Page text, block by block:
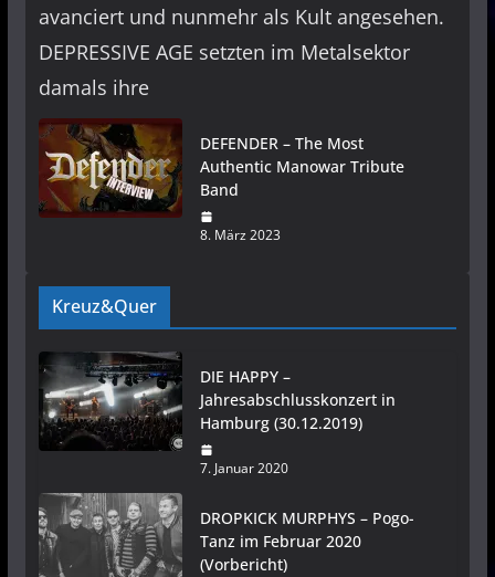
avanciert und nunmehr als Kult angesehen.
DEPRESSIVE AGE setzten im Metalsektor
damals ihre
DEFENDER – The Most
Authentic Manowar Tribute
Band
8. März 2023
Kreuz&Quer
DIE HAPPY –
Jahresabschlusskonzert in
Hamburg (30.12.2019)
7. Januar 2020
DROPKICK MURPHYS – Pogo-
Tanz im Februar 2020
(Vorbericht)